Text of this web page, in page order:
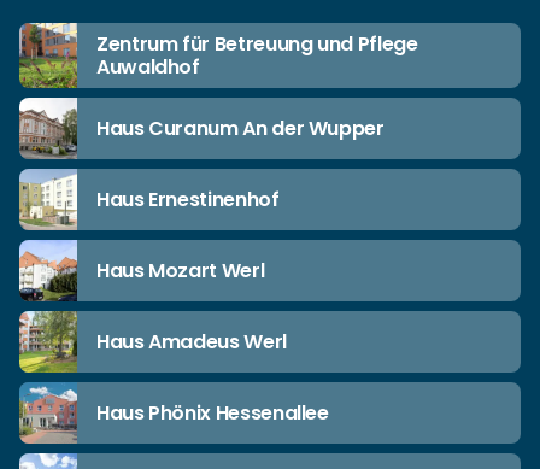
Zentrum für Betreuung und Pflege
Auwaldhof
Haus Curanum An der Wupper
Haus Ernestinenhof
Haus Mozart Werl
Haus Amadeus Werl
Haus Phönix Hessenallee